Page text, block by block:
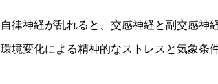
自律神経が乱れると、交感神経と副交感神
環境変化による精神的なストレスと気象条